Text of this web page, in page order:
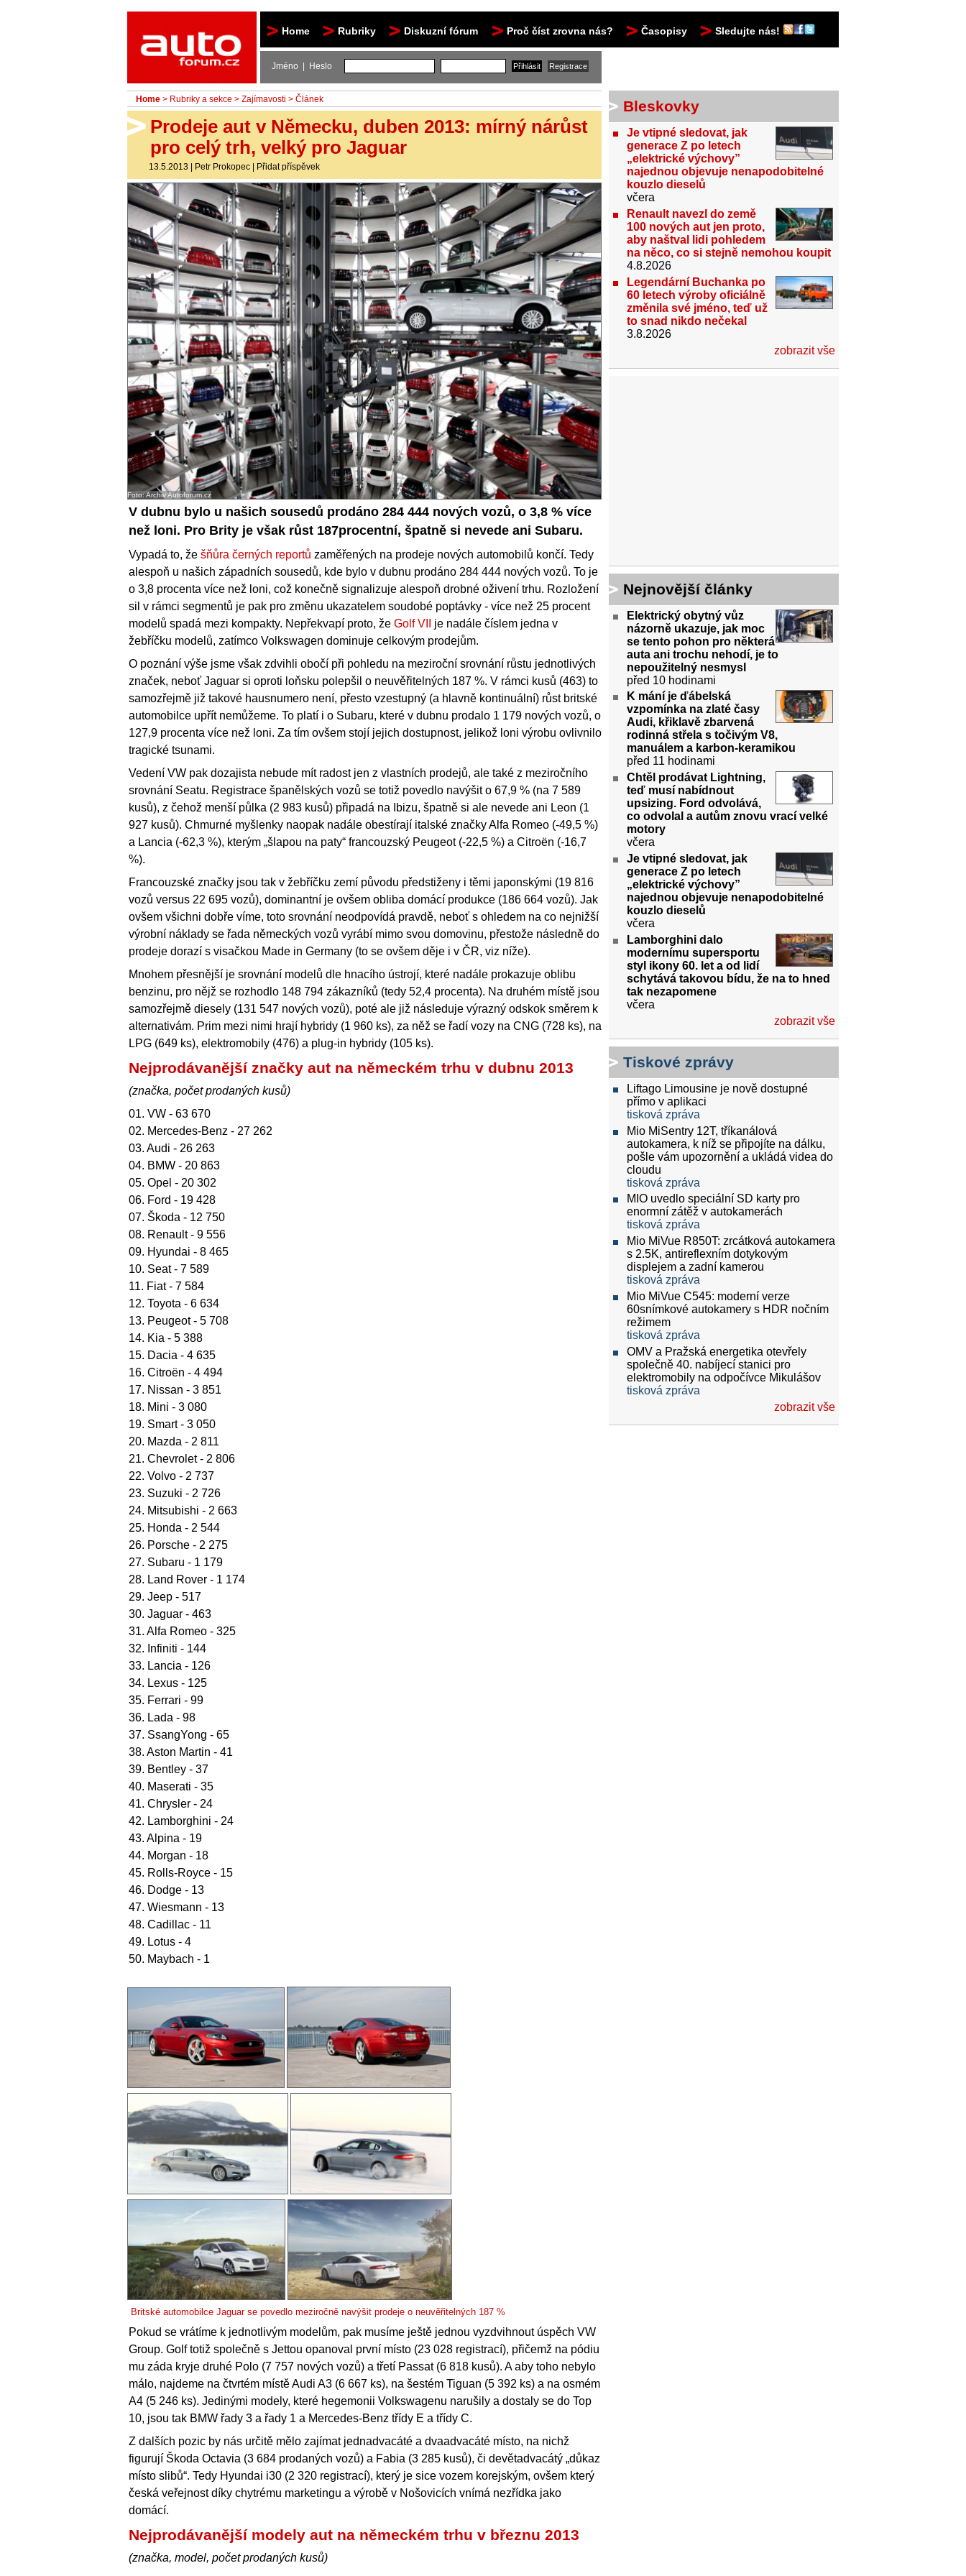
Home Rubriky Diskuzní fórum Proč číst zrovna nás? Časopisy Sledujte nás!
Jméno | Heslo
Home > Rubriky a sekce > Zajímavosti > Článek
Prodeje aut v Německu, duben 2013: mírný nárůst
pro celý trh, velký pro Jaguar
13.5.2013 | Petr Prokopec | Přidat příspěvek
Foto: Archiv Autoforum.cz
V dubnu bylo u našich sousedů prodáno 284 444 nových vozů, o 3,8 % více
než loni. Pro Brity je však růst 187procentní, špatně si nevede ani Subaru.
Vypadá to, že šňůra černých reportů zaměřených na prodeje nových automobilů končí. Tedy
alespoň u našich západních sousedů, kde bylo v dubnu prodáno 284 444 nových vozů. To je
o 3,8 procenta více než loni, což konečně signalizuje alespoň drobné oživení trhu. Rozložení
sil v rámci segmentů je pak pro změnu ukazatelem soudobé poptávky - více než 25 procent
modelů spadá mezi kompakty. Nepřekvapí proto, že Golf VII
je nadále číslem jedna v
žebříčku modelů, zatímco Volkswagen dominuje celkovým prodejům.
O poznání výše jsme však zdvihli obočí při pohledu na meziroční srovnání růstu jednotlivých
značek, neboť Jaguar si oproti loňsku polepšil o neuvěřitelných 187 %. V rámci kusů (463) to
samozřejmě již takové hausnumero není, přesto vzestupný (a hlavně kontinuální) růst britské
automobilce upřít nemůžeme. To platí i o Subaru, které v dubnu prodalo 1 179 nových vozů, o
127,9 procenta více než loni. Za tím ovšem stojí jejich dostupnost, jelikož loni výrobu ovlivnilo
tragické tsunami.
Vedení VW pak dozajista nebude mít radost jen z vlastních prodejů, ale také z meziročního
srovnání Seatu. Registrace španělských vozů se totiž povedlo navýšit o 67,9 % (na 7 589
kusů), z čehož menší půlka (2 983 kusů) připadá na Ibizu, špatně si ale nevede ani Leon (1
927 kusů). Chmurné myšlenky naopak nadále obestírají italské značky Alfa Romeo (-49,5 %)
a Lancia (-62,3 %), kterým „šlapou na paty“ francouzský Peugeot (-22,5 %) a Citroën (-16,7
%).
Francouzské značky jsou tak v žebříčku zemí původu předstiženy i těmi japonskými (19 816
vozů versus 22 695 vozů), dominantní je ovšem obliba domácí produkce (186 664 vozů). Jak
ovšem všichni dobře víme, toto srovnání neodpovídá pravdě, neboť s ohledem na co nejnižší
výrobní náklady se řada německých vozů vyrábí mimo svou domovinu, přestože následně do
prodeje dorazí s visačkou Made in Germany (to se ovšem děje i v ČR, viz níže).
Mnohem přesnější je srovnání modelů dle hnacího ústrojí, které nadále prokazuje oblibu
benzinu, pro nějž se rozhodlo 148 794 zákazníků (tedy 52,4 procenta). Na druhém místě jsou
samozřejmě diesely (131 547 nových vozů), poté ale již následuje výrazný odskok směrem k
alternativám. Prim mezi nimi hrají hybridy (1 960 ks), za něž se řadí vozy na CNG (728 ks), na
LPG (649 ks), elektromobily (476) a plug-in hybridy (105 ks).
Nejprodávanější značky aut na německém trhu v dubnu 2013
(značka, počet prodaných kusů)
01. VW - 63 670
02. Mercedes-Benz - 27 262
03. Audi - 26 263
04. BMW - 20 863
05. Opel - 20 302
06. Ford - 19 428
07. Škoda - 12 750
08. Renault - 9 556
09. Hyundai - 8 465
10. Seat - 7 589
11. Fiat - 7 584
12. Toyota - 6 634
13. Peugeot - 5 708
14. Kia - 5 388
15. Dacia - 4 635
16. Citroën - 4 494
17. Nissan - 3 851
18. Mini - 3 080
19. Smart - 3 050
20. Mazda - 2 811
21. Chevrolet - 2 806
22. Volvo - 2 737
23. Suzuki - 2 726
24. Mitsubishi - 2 663
25. Honda - 2 544
26. Porsche - 2 275
27. Subaru - 1 179
28. Land Rover - 1 174
29. Jeep - 517
30. Jaguar - 463
31. Alfa Romeo - 325
32. Infiniti - 144
33. Lancia - 126
34. Lexus - 125
35. Ferrari - 99
36. Lada - 98
37. SsangYong - 65
38. Aston Martin - 41
39. Bentley - 37
40. Maserati - 35
41. Chrysler - 24
42. Lamborghini - 24
43. Alpina - 19
44. Morgan - 18
45. Rolls-Royce - 15
46. Dodge - 13
47. Wiesmann - 13
48. Cadillac - 11
49. Lotus - 4
50. Maybach - 1
Britské automobilce Jaguar se povedlo meziročně navýšit prodeje o neuvěřitelných 187 %
Pokud se vrátíme k jednotlivým modelům, pak musíme ještě jednou vyzdvihnout úspěch VW
Group. Golf totiž společně s Jettou opanoval první místo (23 028 registrací), přičemž na pódiu
mu záda kryje druhé Polo (7 757 nových vozů) a třetí Passat (6 818 kusů). A aby toho nebylo
málo, najdeme na čtvrtém místě Audi A3 (6 667 ks), na šestém Tiguan (5 392 ks) a na osmém
A4 (5 246 ks). Jedinými modely, které hegemonii Volkswagenu narušily a dostaly se do Top
10, jsou tak BMW řady 3 a řady 1 a Mercedes-Benz třídy E a třídy C.
Z dalších pozic by nás určitě mělo zajímat jednadvacáté a dvaadvacáté místo, na nichž
figurují Škoda Octavia (3 684 prodaných vozů) a Fabia (3 285 kusů), či devětadvacátý „důkaz
místo slibů“. Tedy Hyundai i30 (2 320 registrací), který je sice vozem korejským, ovšem který
česká veřejnost díky chytrému marketingu a výrobě v Nošovicích vnímá nezřídka jako
domácí.
Nejprodávanější modely aut na německém trhu v březnu 2013
(značka, model, počet prodaných kusů)
Bleskovky
Je vtipné sledovat, jak
generace Z po letech
„elektrické výchovy”
najednou objevuje nenapodobitelné
kouzlo dieselů
včera
Renault navezl do země
100 nových aut jen proto,
aby naštval lidi pohledem
na něco, co si stejně nemohou koupit
4.8.2026
Legendární Buchanka po
60 letech výroby oficiálně
změnila své jméno, teď už
to snad nikdo nečekal
3.8.2026
zobrazit vše
Nejnovější články
Elektrický obytný vůz
názorně ukazuje, jak moc
se tento pohon pro některá
auta ani trochu nehodí, je to
nepoužitelný nesmysl
před 10 hodinami
K mání je ďábelská
vzpomínka na zlaté časy
Audi, křiklavě zbarvená
rodinná střela s točivým V8,
manuálem a karbon-keramikou
před 11 hodinami
Chtěl prodávat Lightning,
teď musí nabídnout
upsizing. Ford odvolává,
co odvolal a autům znovu vrací velké
motory
včera
Je vtipné sledovat, jak
generace Z po letech
„elektrické výchovy”
najednou objevuje nenapodobitelné
kouzlo dieselů
včera
Lamborghini dalo
modernímu supersportu
styl ikony 60. let a od lidí
schytává takovou bídu, že na to hned
tak nezapomene
včera
zobrazit vše
Tiskové zprávy
Liftago Limousine je nově dostupné
přímo v aplikaci
tisková zpráva
Mio MiSentry 12T, tříkanálová
autokamera, k níž se připojíte na dálku,
pošle vám upozornění a ukládá videa do
cloudu
tisková zpráva
MIO uvedlo speciální SD karty pro
enormní zátěž v autokamerách
tisková zpráva
Mio MiVue R850T: zrcátková autokamera
s 2.5K, antireflexním dotykovým
displejem a zadní kamerou
tisková zpráva
Mio MiVue C545: moderní verze
60snímkové autokamery s HDR nočním
režimem
tisková zpráva
OMV a Pražská energetika otevřely
společně 40. nabíjecí stanici pro
elektromobily na odpočívce Mikulášov
tisková zpráva
zobrazit vše